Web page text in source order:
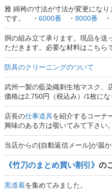
雅 綿袴の寸法が寸法が変更にな
です。 ・ 6000番 ・ 8000番 ・
胴の組み立て承ります。現品を送
ただきます。必要な材料はこちら
防具のクリーニングのついて
武州一製の藍染織刺生地マスク、
価格は2,750円（税込み）/1枚にな
店長の仕事道具を紹介するコーナ
興味のある方は覗いてみて下さい。
当店からの[自動返信メール]が届
《竹刀のまとめ買い割引》 の
黒道着を集めてみました。